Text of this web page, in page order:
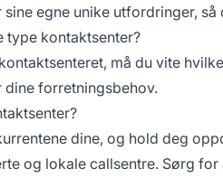
egne unike utfordringer,
type kontaktsenter?
må du vite
forretningsbehov.
dine, og hold deg
og lokale callsentre. Sørg